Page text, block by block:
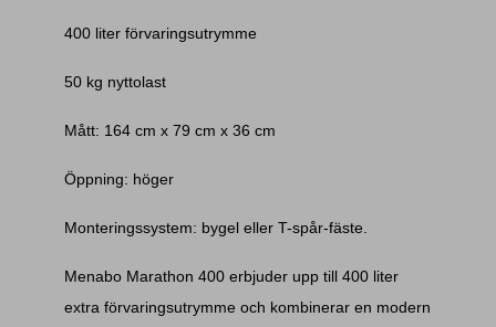
400 liter förvaringsutrymme
50 kg nyttolast
Mått: 164 cm x 79 cm x 36 cm
Öppning: höger
Monteringssystem: bygel eller T-spår-fäste.
Menabo Marathon 400 erbjuder upp till 400 liter
extra förvaringsutrymme och kombinerar en modern